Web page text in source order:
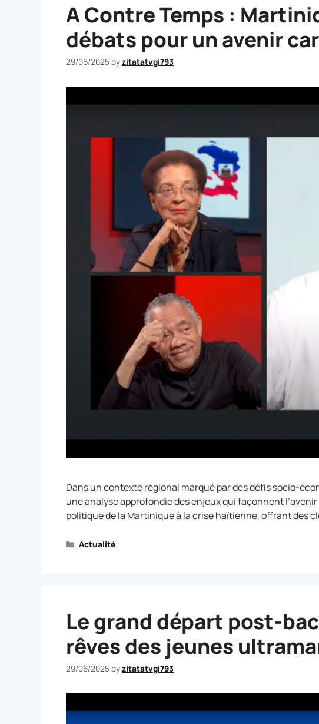
A Contre Temps :
débats pour un avenir
29/06/2025 byzitatatvgi793
Dans un contexte régional marqué par des défis socio-
une analyse approfondie des enjeux qui façonnent
politique de la Martinique à la crise haïtienne, offrant des
Actualité
Le grand départ post-
rêves des jeunes
29/06/2025 byzitatatvgi793